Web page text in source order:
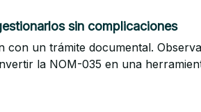
sin complicaciones
un trámite documental.
la NOM-035 en una